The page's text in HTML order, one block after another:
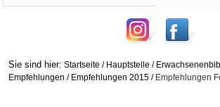
Sie sind hier: Startseite / Hauptstelle /
Empfehlungen / Empfehlungen 2015 / Empfehlungen